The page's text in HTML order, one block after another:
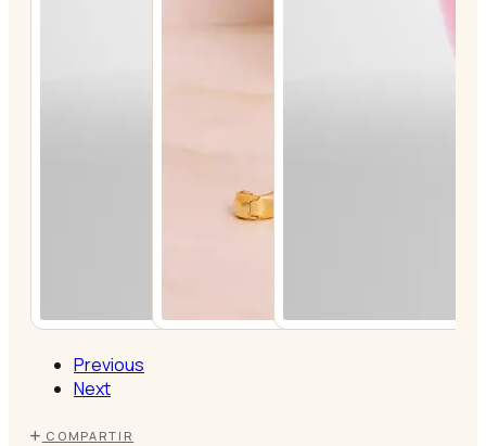
Previous
Next
COMPARTIR